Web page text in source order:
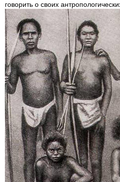
говорить о своих